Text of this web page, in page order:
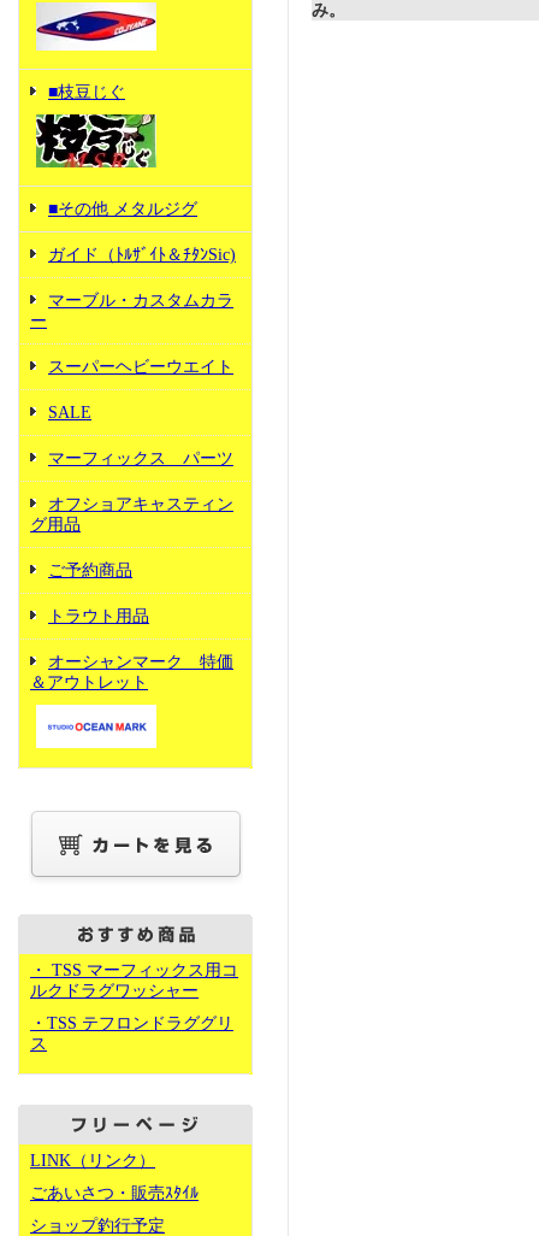
■枝豆じぐ
■その他 メタルジグ
ガイド（ﾄﾙｻﾞｲﾄ＆ﾁﾀﾝSic)
マーブル・カスタムカラ
ー
スーパーヘビーウエイト
SALE
マーフィックス パーツ
オフショアキャスティン
グ用品
ご予約商品
トラウト用品
オーシャンマーク 特価
＆アウトレット
・ TSS マーフィックス用コ
ルクドラグワッシャー
・TSS テフロンドラググリ
ス
LINK（リンク）
ごあいさつ・販売ｽﾀｲﾙ
ショップ釣行予定
み。